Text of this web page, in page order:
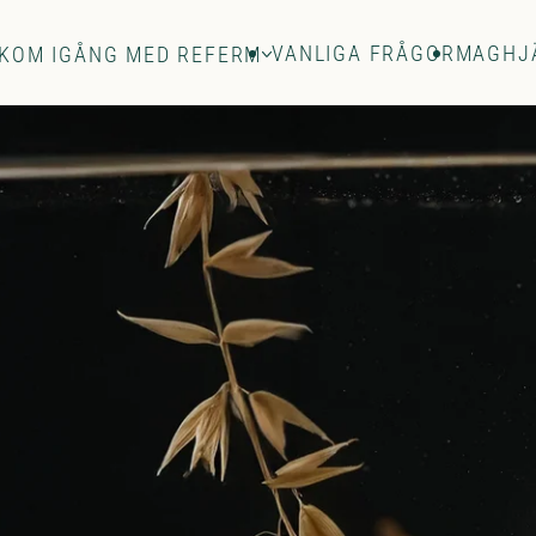
KOM IGÅNG MED REFERM VANLIGA FRÅGOR